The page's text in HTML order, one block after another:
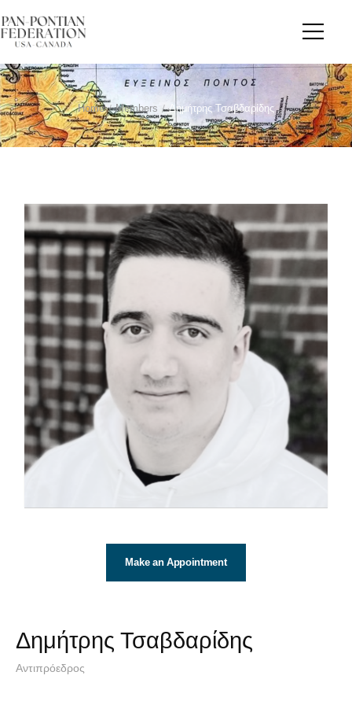
Home / Members / Δημήτρης Τσαβδαρίδης
Make an Appointment
Δημήτρης Τσαβδαρίδης
Αντιπρόεδρος